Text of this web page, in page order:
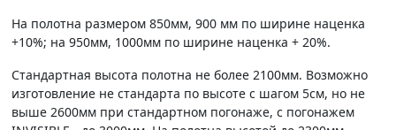
На полотна размером 850мм, 900 мм по ширине наценка
+10%; на 950мм, 1000мм по ширине наценка + 20%.
Стандартная высота полотна не более 2100мм. Возможно
изготовление не стандарта по высоте с шагом 5см, но не
выше 2600мм при стандартном погонаже, с погонажем